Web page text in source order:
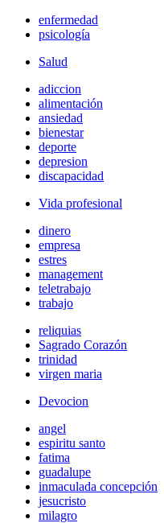
enfermedad
psicología
Salud
adiccion
alimentación
ansiedad
bienestar
deporte
depresion
discapacidad
Vida profesional
dinero
empresa
estres
management
teletrabajo
trabajo
reliquias
Sagrado Corazón
trinidad
virgen maria
Devocion
angel
espiritu santo
fatima
guadalupe
inmaculada concepción
jesucristo
milagro